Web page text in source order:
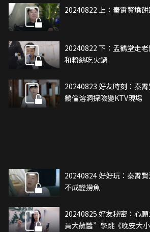
20240822 上：秦霄
20240822 下：孟鶴堂走老鼠膠頭髮拉絲 秦霄賢
和粉絲吃火鍋
20240823 好友時刻：秦霄賢孟鶴堂爬山累蒙 張
鶴倫溶洞探險變KTV現場
20240824 好好玩：秦霄賢沉迷釣魚 孟鶴堂釣魚
不成變撈魚
20240825 好友秘密：心願大使張張探班，“六
員大蘸醬”學跳《晚安大小